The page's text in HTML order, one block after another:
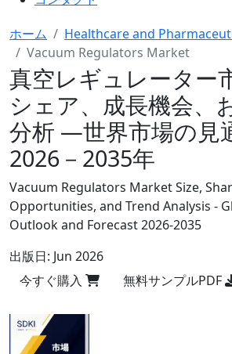
ホーム
Healthcare and
Vacuum Regulators Market
真空レギュレーター
シェア、成長機会、
分析 ―世界市場の見
2026－2035年
Vacuum Regulators Market Size,
Opportunities, and Trend Analysis -
Outlook and Forecast 2026-2035
出版日: Jun 2026
今すぐ購入
無料サンプルPDF